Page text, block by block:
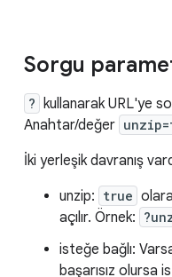
Sorgu
? kullanarak URL'ye
Anahtar/değer
İki yerleşik davranış
unzip: true
açılır. Örnek:
isteğe bağlı:
başarısız olursa